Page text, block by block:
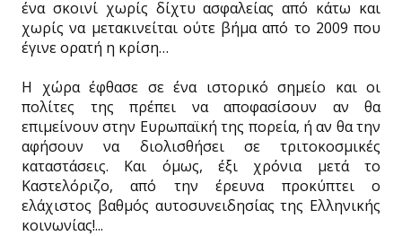
ένα σκοινί χωρίς δίχτυ ασφαλείας από κάτω και
χωρίς να μετακινείται ούτε βήμα από το 2009 που
έγινε ορατή η κρίση…
Η χώρα έφθασε σε ένα ιστορικό σημείο και οι
πολίτες της πρέπει να αποφασίσουν αν θα
επιμείνουν στην Ευρωπαϊκή της πορεία, ή αν θα την
αφήσουν να διολισθήσει σε τριτοκοσμικές
καταστάσεις. Και όμως, έξι χρόνια μετά το
Καστελόριζο, από την έρευνα προκύπτει ο
ελάχιστος βαθμός αυτοσυνειδησίας της Ελληνικής
κοινωνίας!...